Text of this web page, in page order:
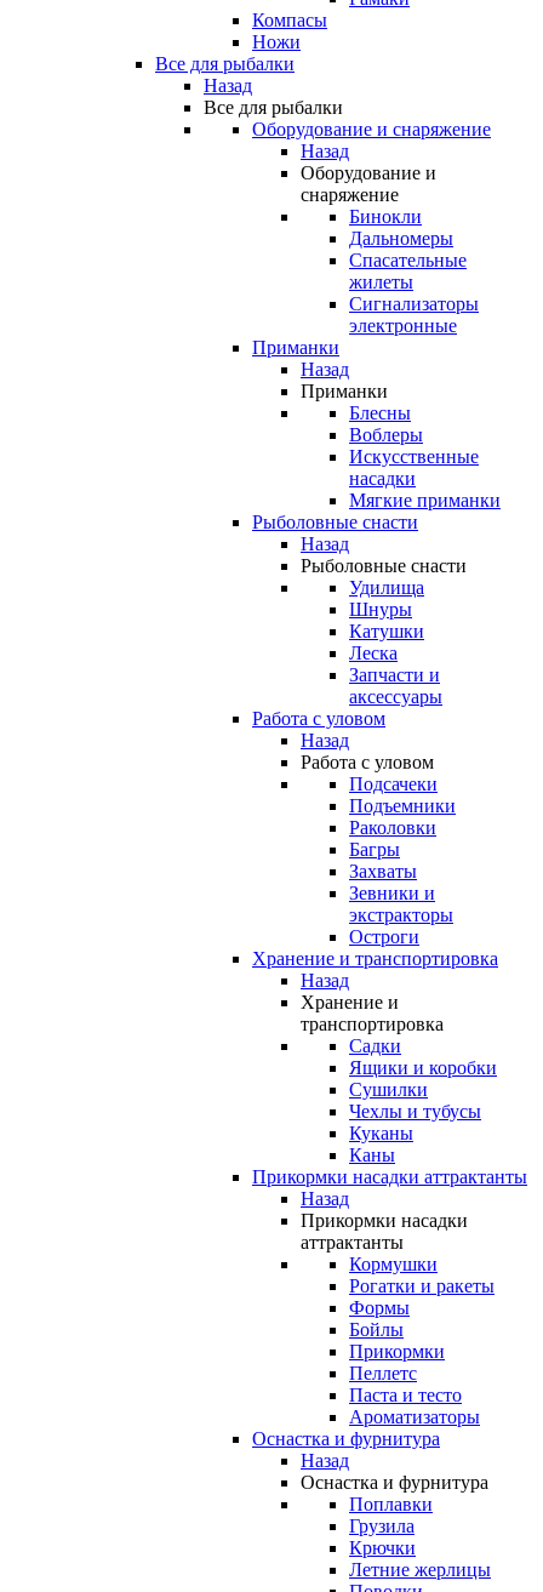
Компасы
Ножи
Все для рыбалки
Назад
Все для рыбалки
Оборудование и снаряжение
Назад
Оборудование и
снаряжение
Бинокли
Дальномеры
Спасательные
жилеты
Сигнализаторы
электронные
Приманки
Назад
Приманки
Блесны
Воблеры
Искусственные
насадки
Мягкие приманки
Рыболовные снасти
Назад
Рыболовные снасти
Удилища
Шнуры
Катушки
Леска
Запчасти и
аксессуары
Работа с уловом
Назад
Работа с уловом
Подсачеки
Подъемники
Раколовки
Багры
Захваты
Зевники и
экстракторы
Остроги
Хранение и транспортировка
Назад
Хранение и
транспортировка
Садки
Ящики и коробки
Сушилки
Чехлы и тубусы
Куканы
Каны
Прикормки насадки аттрактанты
Назад
Прикормки насадки
аттрактанты
Кормушки
Рогатки и ракеты
Формы
Бойлы
Прикормки
Пеллетс
Паста и тесто
Ароматизаторы
Оснастка и фурнитура
Назад
Оснастка и фурнитура
Поплавки
Грузила
Крючки
Летние жерлицы